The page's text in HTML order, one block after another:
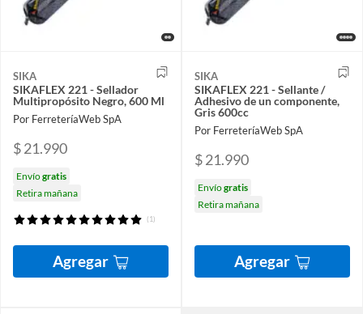
SIKA
SIKAFLEX 221 - Sellador
Multipropósito Negro, 600 Ml
Por FerreteríaWeb SpA
$ 21.990
Envíogratis
Retira mañana
(1)
Agregar
SIKA
SIKAFLEX 221 - Sellante /
Adhesivo de un componente,
Gris 600cc
Por FerreteríaWeb SpA
$ 21.990
Envíogratis
Retira mañana
Agregar